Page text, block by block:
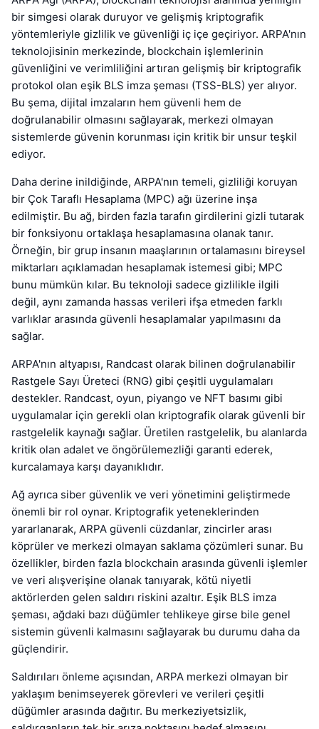
bir simgesi olarak duruyor ve gelişmiş kriptografik
yöntemleriyle gizlilik ve güvenliği iç içe geçiriyor. ARPA'nın
teknolojisinin merkezinde, blockchain işlemlerinin
güvenliğini ve verimliliğini artıran gelişmiş bir kriptografik
protokol olan eşik BLS imza şeması (TSS-BLS) yer alıyor.
Bu şema, dijital imzaların hem güvenli hem de
doğrulanabilir olmasını sağlayarak, merkezi olmayan
sistemlerde güvenin korunması için kritik bir unsur teşkil
ediyor.
Daha derine inildiğinde, ARPA'nın temeli, gizliliği koruyan
bir Çok Taraflı Hesaplama (MPC) ağı üzerine inşa
edilmiştir. Bu ağ, birden fazla tarafın girdilerini gizli tutarak
bir fonksiyonu ortaklaşa hesaplamasına olanak tanır.
Örneğin, bir grup insanın maaşlarının ortalamasını bireysel
miktarları açıklamadan hesaplamak istemesi gibi; MPC
bunu mümkün kılar. Bu teknoloji sadece gizlilikle ilgili
değil, aynı zamanda hassas verileri ifşa etmeden farklı
varlıklar arasında güvenli hesaplamalar yapılmasını da
sağlar.
ARPA'nın altyapısı, Randcast olarak bilinen doğrulanabilir
Rastgele Sayı Üreteci (RNG) gibi çeşitli uygulamaları
destekler. Randcast, oyun, piyango ve NFT basımı gibi
uygulamalar için gerekli olan kriptografik olarak güvenli bir
rastgelelik kaynağı sağlar. Üretilen rastgelelik, bu alanlarda
kritik olan adalet ve öngörülemezliği garanti ederek,
kurcalamaya karşı dayanıklıdır.
Ağ ayrıca siber güvenlik ve veri yönetimini geliştirmede
önemli bir rol oynar. Kriptografik yeteneklerinden
yararlanarak, ARPA güvenli cüzdanlar, zincirler arası
köprüler ve merkezi olmayan saklama çözümleri sunar. Bu
özellikler, birden fazla blockchain arasında güvenli işlemler
ve veri alışverişine olanak tanıyarak, kötü niyetli
aktörlerden gelen saldırı riskini azaltır. Eşik BLS imza
şeması, ağdaki bazı düğümler tehlikeye girse bile genel
sistemin güvenli kalmasını sağlayarak bu durumu daha da
güçlendirir.
Saldırıları önleme açısından, ARPA merkezi olmayan bir
yaklaşım benimseyerek görevleri ve verileri çeşitli
düğümler arasında dağıtır. Bu merkeziyetsizlik,